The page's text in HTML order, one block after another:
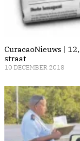
CuracaoNieuws |
straat
10 DECEMBER 2018